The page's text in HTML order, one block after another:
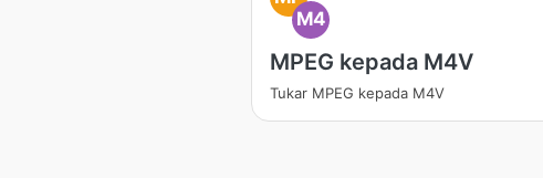
M4
MPEG kepada M4V
Tukar MPEG kepada M4V